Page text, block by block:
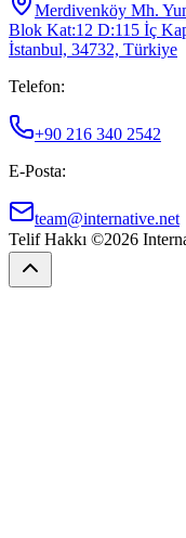
Merdivenköy Mh.
Blok Kat:12 D:115 İç
İstanbul, 34732, Türkiye
Telefon:
+90 216 340 2542
E-Posta:
team@internative.net
Telif Hakkı ©2026